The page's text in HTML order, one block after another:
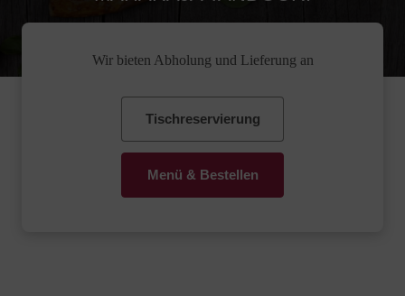
Wir bieten Abholung und Lieferung an
Tischreservierung
Menü & Bestellen